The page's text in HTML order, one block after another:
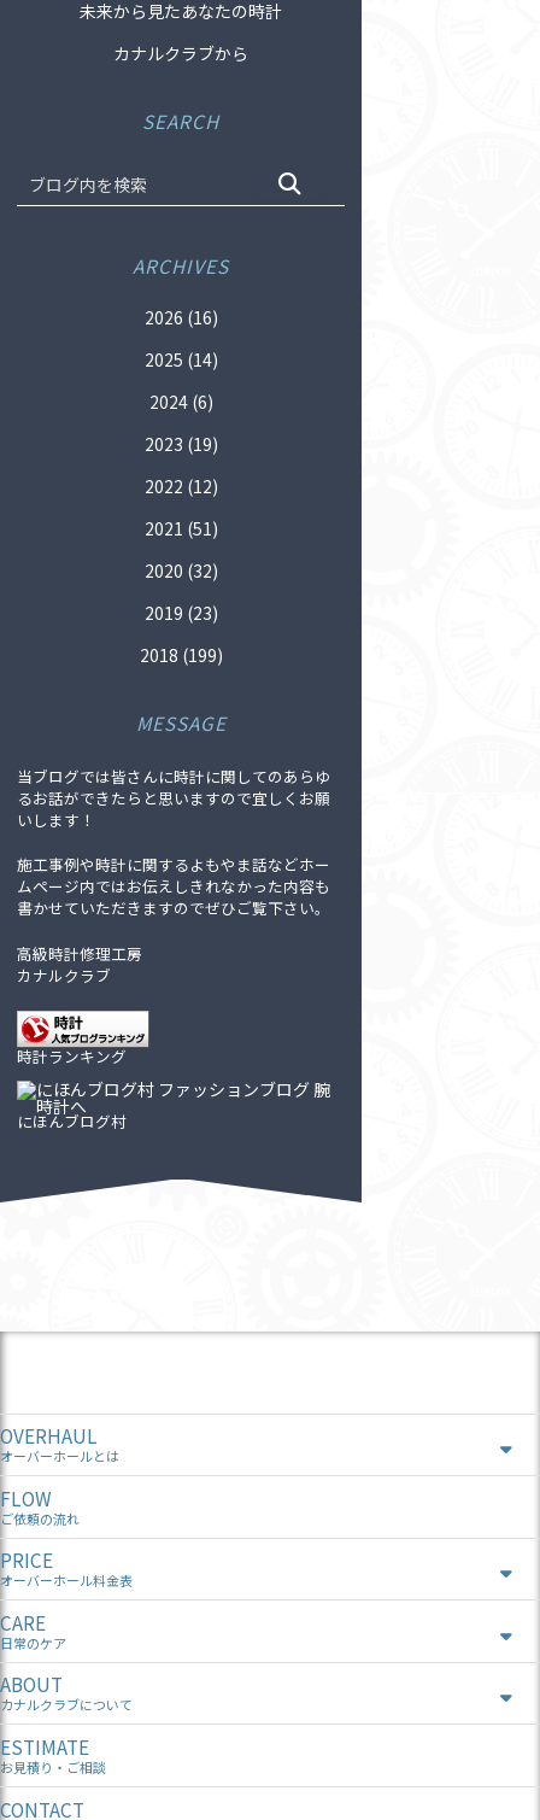
未来から見たあなたの時計
カナルクラブから
SEARCH
ARCHIVES
2026 (16)
2025 (14)
2024(6)
2023 (19)
2022 (12)
2021 (51)
2020 (32)
2019 (23)
2018 (199)
MESSAGE
当ブログでは皆さんに時計に関してのあらゆ
るお話ができたらと思いますので宜しくお願
いします！
施工事例や時計に関するよもやま話などホー
ムページ内ではお伝えしきれなかった内容も
書かせていただきますのでぜひご覧下さい。
高級時計修理工房
カナルクラブ
時計ランキング
にほんブログ村
OVERHAUL
オーバーホールとは
FLOW
ご依頼の流れ
PRICE
オーバーホール料金表
CARE
日常のケア
ABOUT
カナルクラブについて
ESTIMATE
お見積り・ご相談
CONTACT